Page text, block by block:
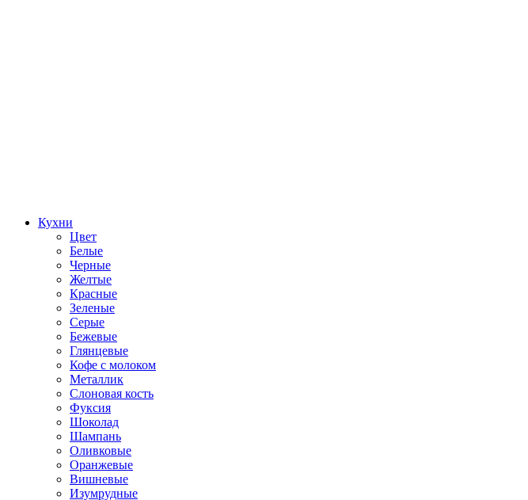
Кухни
Цвет
Белые
Черные
Желтые
Красные
Зеленые
Серые
Бежевые
Глянцевые
Кофе с молоком
Металлик
Слоновая кость
Фуксия
Шоколад
Шампань
Оливковые
Оранжевые
Вишневые
Изумрудные